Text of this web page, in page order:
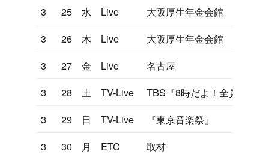
3 25 水 Live
大阪厚生年金会館
3
26 木 Live
大阪厚生年金会館
3
27 金 Live
名古屋
3
28 土 TV-Live
TBS『8時だよ！全員集合
3
29 日 TV-Live
『東京音楽祭』
3
30 月 ETC
取材